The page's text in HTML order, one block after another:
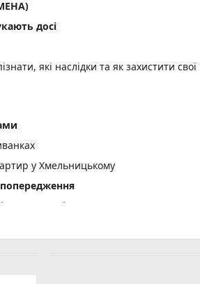
досі
які наслідки та як захистити свої
у Хмельницькому
чоловіка